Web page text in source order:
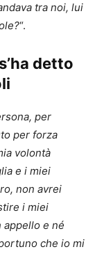
tra noi, lui
“.
detto
per
per forza
volontà
e i miei
non avrei
i miei
appello e né
che io mi